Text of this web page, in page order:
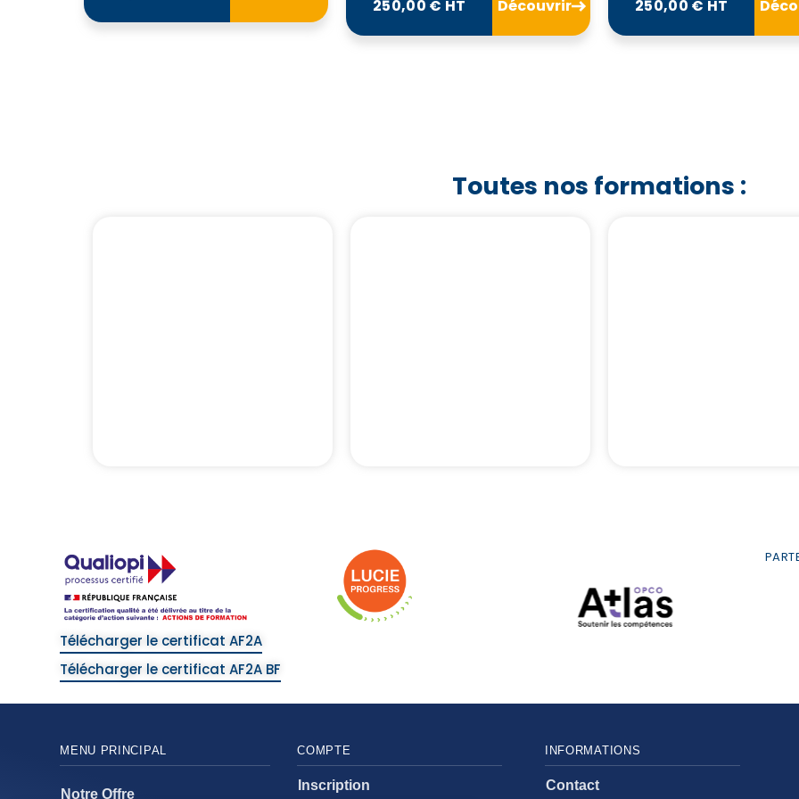
250,00 € HT Découvrir 250,00 € HT
Toutes nos formations :
Télécharger le certificat AF2A
Télécharger le certificat AF2A BF
INFORMATIONS
Contact
MENU PRINCIPAL
Notre Offre
COMPTE
Inscription